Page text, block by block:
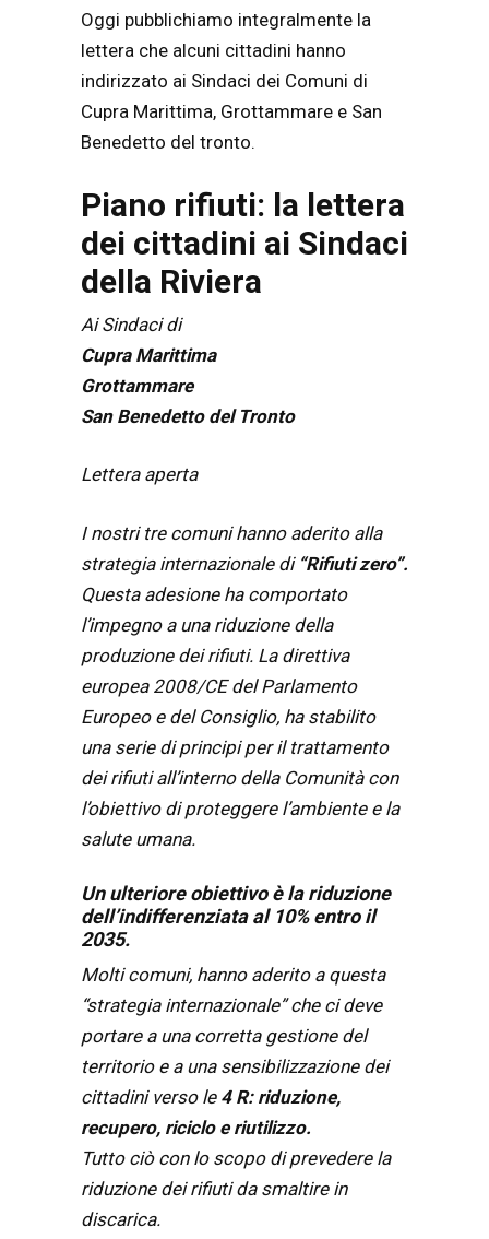
Oggi pubblichiamo integralmente la
lettera che alcuni cittadini hanno
indirizzato ai Sindaci dei Comuni di
Cupra Marittima, Grottammare e San
Benedetto del tronto.
Piano rifiuti: la lettera
dei cittadini ai Sindaci
della Riviera
Ai Sindaci di
Cupra Marittima
Grottammare
San Benedetto del Tronto
Lettera aperta
I nostri tre comuni hanno aderito alla
strategia internazionale di “Rifiuti zero”.
Questa adesione ha comportato
l’impegno a una riduzione della
produzione dei rifiuti. La direttiva
europea 2008/CE del Parlamento
Europeo e del Consiglio, ha stabilito
una serie di principi per il trattamento
dei rifiuti all’interno della Comunità con
l’obiettivo di proteggere l’ambiente e la
salute umana.
Un ulteriore obiettivo è la riduzione
dell’indifferenziata al 10% entro il
2035.
Molti comuni, hanno aderito a questa
“strategia internazionale” che ci deve
portare a una corretta gestione del
territorio e a una sensibilizzazione dei
cittadini verso le4 R: riduzione,
recupero, riciclo e riutilizzo.
Tutto ciò con lo scopo di prevedere la
riduzione dei rifiuti da smaltire in
discarica.